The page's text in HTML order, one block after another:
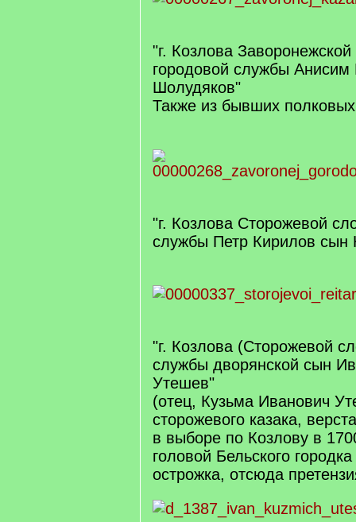
"г. Козлова
городовой службы
Шолудяков"
Также из бывших полковых
"г. Козлова Сторожевой
службы Петр Кирилов сын
"г. Козлова (Сторожевой
службы дворянской сын
Утешев"
(отец, Кузьма Иванович
сторожевого казака,
в выборе по Козлову в
головой Бельского
острожка, отсюда